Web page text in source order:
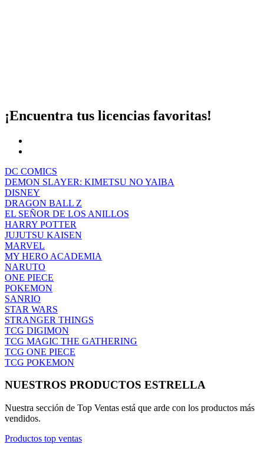
¡Encuentra tus licencias favoritas!
DC COMICS
DEMON SLAYER: KIMETSU NO YAIBA
DISNEY
DRAGON BALL Z
EL SEÑOR DE LOS ANILLOS
HARRY POTTER
JUJUTSU KAISEN
MARVEL
MY HERO ACADEMIA
NARUTO
ONE PIECE
POKEMON
SANRIO
STAR WARS
STRANGER THINGS
TCG DIGIMON
TCG MAGIC THE GATHERING
TCG ONE PIECE
TCG POKEMON
NUESTROS PRODUCTOS ESTRELLA
Nuestra sección de Top Ventas está que arde con los productos más
vendidos.
Productos top ventas